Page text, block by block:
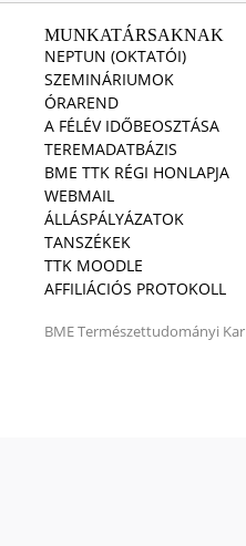
MUNKATÁRSAKNAK
NEPTUN (OKTATÓI)
SZEMINÁRIUMOK
ÓRAREND
A FÉLÉV IDŐBEOSZTÁSA
TEREMADATBÁZIS
BME TTK RÉGI HONLAPJA
WEBMAIL
ÁLLÁSPÁLYÁZATOK
TANSZÉKEK
TTK MOODLE
AFFILIÁCIÓS PROTOKOLL
BMETermészettudományi Kar